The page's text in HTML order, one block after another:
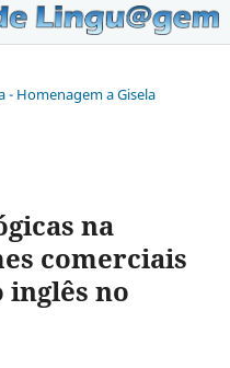
- Homenagem a Gisela
na
comerciais
inglês no